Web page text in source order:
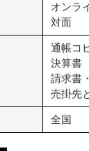
オンラ
対面
通帳コ
決算書
請求書
売掛先
全国